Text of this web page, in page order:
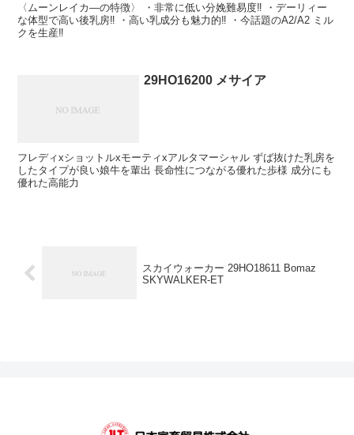
〈ムーンレイカ―の特徴〉 ・非常に低い分娩難易度‼ ・デーリィー
な体型で高い後乳房‼ ・高い乳成分も魅力的‼ ・今話題のA2/A2 ミル
クを生産‼
29HO16200 メサイア
フレディxショットルxモーティxアルタマーシャル ずば抜けた乳房を
したタイプが良い娘牛を輩出 長命性につながる優れた歩様 成分にも
優れた高能力
スカイウォーカー 29HO18611 Bomaz
SKYWALKER-ET